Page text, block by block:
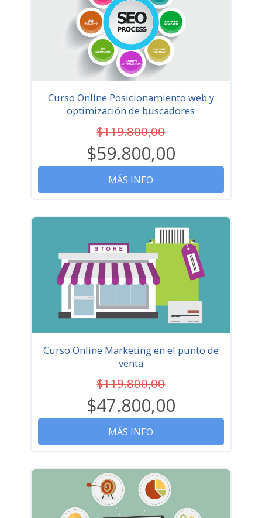
Curso Online Posicionamiento web y
optimización de buscadores
$119.800,00
$59.800,00
MÁS INFO
Curso Online Marketing en el punto de
venta
$119.800,00
$47.800,00
MÁS INFO